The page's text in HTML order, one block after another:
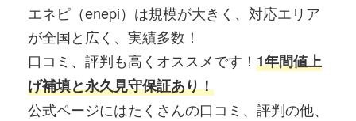
エネピ（enepi）は規模が大きく、対応エリア
が全国と広く、実績多数！
口コミ、評判も高くオススメです！ 1年間値上
げ補填と永久見守保証あり！
公式ページにはたくさんの口コミ、評判の他、